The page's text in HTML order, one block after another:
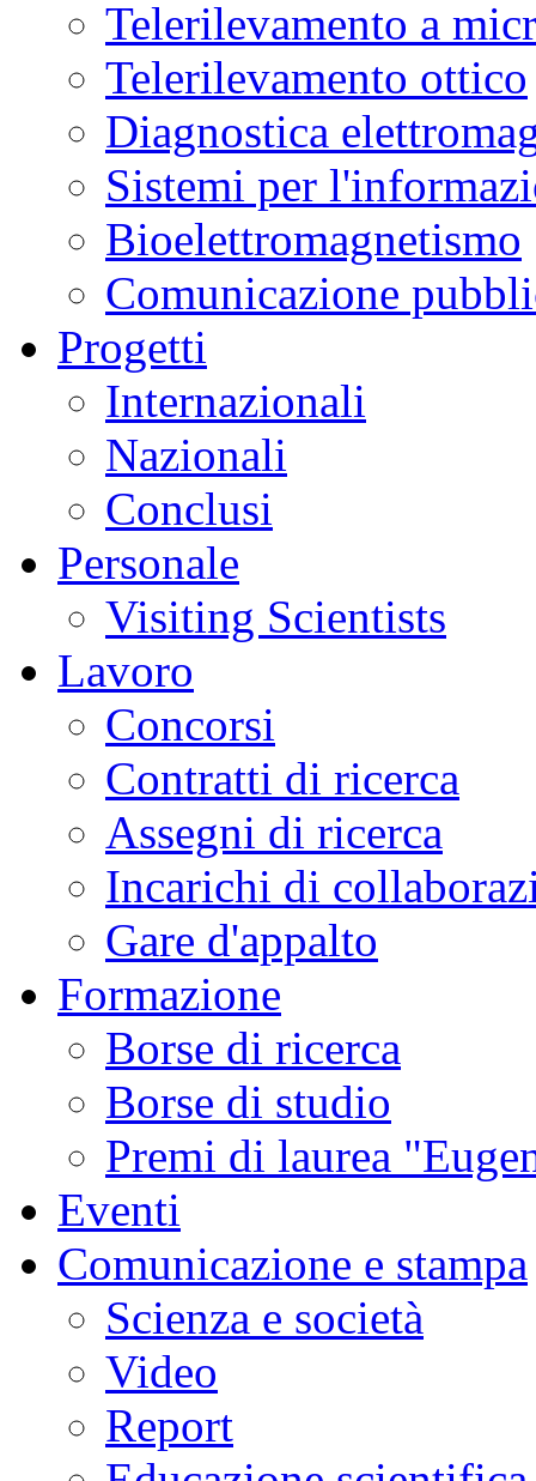
Telerilevamento a
Telerilevamento ottico
Diagnostica
Sistemi per
Bioelettromagnetismo
Comunicazione
Progetti
Internazionali
Nazionali
Conclusi
Personale
Visiting Scientists
Lavoro
Concorsi
Contratti di ricerca
Assegni di ricerca
Incarichi di
Gare d'appalto
Formazione
Borse di ricerca
Borse di studio
Premi di laurea
Eventi
Comunicazione e stampa
Scienza e società
Video
Report